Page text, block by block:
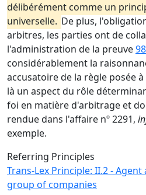
délibérément comme un
universelle. De plus,
arbitres, les parties ont de
l'administration de la preuve
considérablement la
accusatoire de la règle posée
là un aspect du rôle
foi en matière d'arbitrage et
rendue dans l'affaire nº 2291,
exemple.
Referring Principles
Trans-Lex Principle: II.2 -
group of companies